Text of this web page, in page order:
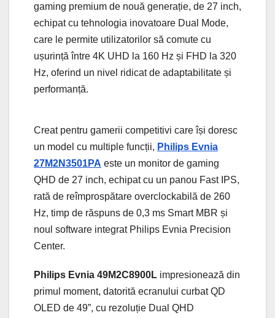
gaming premium de nouă generație, de 27 inch,
echipat cu tehnologia inovatoare Dual Mode,
care le permite utilizatorilor să comute cu
ușurință între 4K UHD la 160 Hz și FHD la 320
Hz, oferind un nivel ridicat de adaptabilitate și
performanță.
Creat pentru gamerii competitivi care își doresc
un model cu multiple funcții, Philips Evnia
27M2N3501PA este un monitor de gaming
QHD de 27 inch, echipat cu un panou Fast IPS,
rată de reîmprospătare overclockabilă de 260
Hz, timp de răspuns de 0,3 ms Smart MBR și
noul software integrat Philips Evnia Precision
Center.
Philips Evnia 49M2C8900L impresionează din
primul moment, datorită ecranului curbat QD
OLED de 49”, cu rezoluție Dual QHD